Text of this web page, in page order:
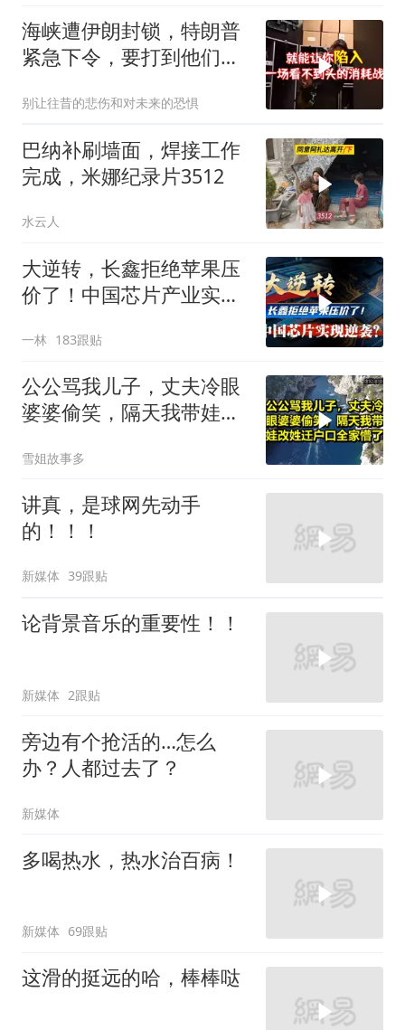
海峡遭伊朗封锁，特朗普
紧急下令，要打到他们承
别让往昔的悲伤和对未来的恐惧
巴纳补刷墙面，焊接工作
完成，米娜纪录片3512
水云人
大逆转，长鑫拒绝苹果压
价了！中国芯片产业实现
一林 183跟贴
公公骂我儿子，丈夫冷眼
婆婆偷笑，隔天我带娃改
雪姐故事多
讲真，是球网先动手
的！！！
新媒体 39跟贴
论背景音乐的重要性！！
新媒体 2跟贴
旁边有个抢活的…怎么
办？人都过去了？
新媒体
多喝热水，热水治百病！
新媒体 69跟贴
这滑的挺远的哈，棒棒哒